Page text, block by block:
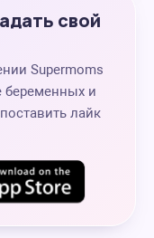
свой
Supermoms
беременных и
лайк